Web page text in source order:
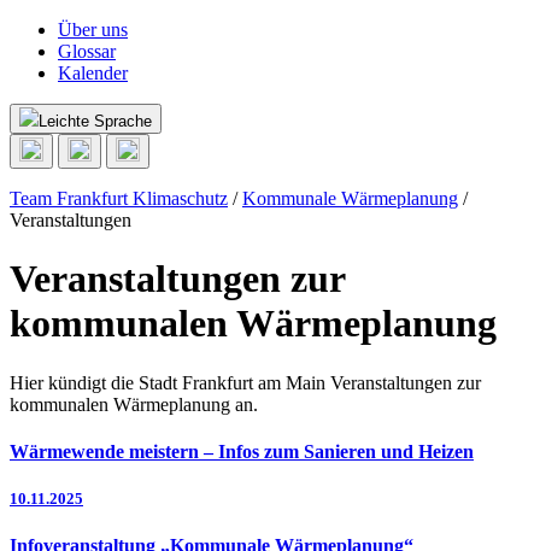
Über uns
Glossar
Kalender
Leichte Sprache
Team Frankfurt Klimaschutz /Kommunale Wärmeplanung /
Veranstaltungen
Veranstaltungen zur
kommunalen Wärmeplanung
Hier kündigt die Stadt Frankfurt am Main Veranstaltungen zur
kommunalen Wärmeplanung an.
Wärmewende meistern – Infos zum Sanieren und Heizen
10.11.2025
Infoveranstaltung „Kommunale Wärmeplanung“